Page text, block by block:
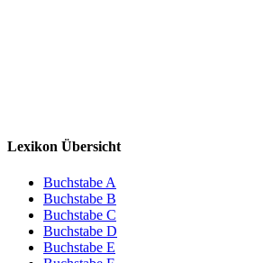
Lexikon Übersicht
Buchstabe A
Buchstabe B
Buchstabe C
Buchstabe D
Buchstabe E